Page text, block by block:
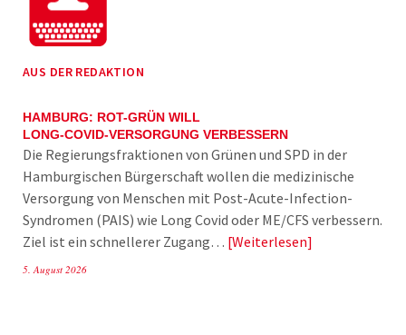
AUS DER REDAKTION
HAMBURG: ROT-GRÜN WILL
LONG-COVID-VERSORGUNG VERBESSERN
Die Regierungsfraktionen von Grünen und SPD in der
Hamburgischen Bürgerschaft wollen die medizinische
Versorgung von Menschen mit Post-Acute-Infection-
Syndromen (PAIS) wie Long Covid oder ME/CFS verbessern.
Ziel ist ein schnellerer Zugang… Weiterlesen
5. August 2026